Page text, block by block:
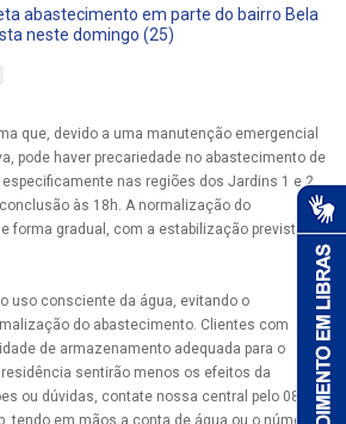
abastecimento em parte do bairro Bela
neste domingo (25)
que, devido a uma manutenção emergencial
pode haver precariedade no abastecimento de
nas regiões dos Jardins 1 e 2.
às 18h. A normalização do
forma gradual, com a estabilização prevista
uso consciente da água, evitando o
do abastecimento. Clientes com
de armazenamento adequada para o
sentirão menos os efeitos da
ou dúvidas, contate nossa central pelo 0800
tendo em mãos a conta de água ou o número